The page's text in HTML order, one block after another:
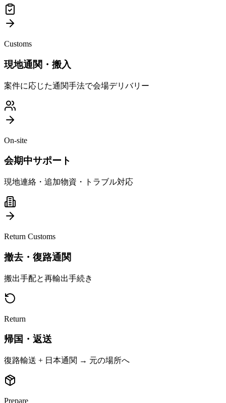
Customs
現地通関・搬入
案件に応じた通関手法で会場デリバリー
On-site
会期中サポート
現地連絡・追加物資・トラブル対応
Return Customs
撤去・復路通関
搬出手配と再輸出手続き
Return
帰国・返送
復路輸送 + 日本通関 → 元の場所へ
Prepare